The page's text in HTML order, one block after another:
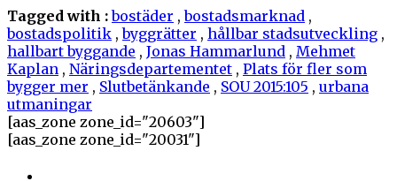
Tagged with :bostäder ,bostadsmarknad ,
bostadspolitik ,byggrätter , hållbar stadsutveckling ,
hallbart byggande , Jonas Hammarlund , Mehmet
Kaplan , Näringsdepartementet , Plats för fler som
bygger mer , Slutbetänkande , SOU 2015:105 , urbana
utmaningar
[aas_zone zone_id="20603"]
[aas_zone zone_id="20031"]